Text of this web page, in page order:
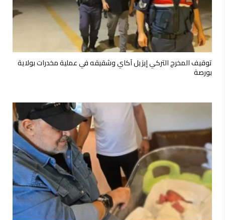
توقيف المخرج التركي إيزيل آكاي وشقيقه في عملية مخدرات بولاية
بورصة